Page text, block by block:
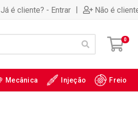
Já é cliente? - Entrar | Não é
0
Mecânica Injeção Freio